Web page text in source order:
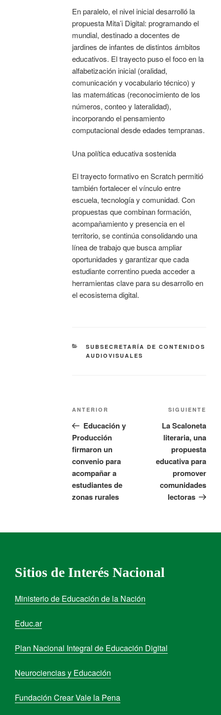
En paralelo, el nivel inicial desarrolló la
propuesta Mita’i Digital: programando el
mundial, destinado a docentes de
jardines de infantes de distintos ámbitos
educativos. El trayecto puso el foco en la
alfabetización inicial (oralidad,
comunicación y vocabulario técnico) y
las matemáticas (reconocimiento de los
números, conteo y lateralidad),
incorporando el pensamiento
computacional desde edades tempranas.
Una política educativa sostenida
El trayecto formativo en Scratch permitió
también fortalecer el vínculo entre
escuela, tecnología y comunidad. Con
propuestas que combinan formación,
acompañamiento y presencia en el
territorio, se continúa consolidando una
línea de trabajo que busca ampliar
oportunidades y garantizar que cada
estudiante correntino pueda acceder a
herramientas clave para su desarrollo en
el ecosistema digital.
SUBSECRETARÍA DE CONTENIDOS
AUDIOVISUALES
ANTERIOR
Educación y
Producción
firmaron un
convenio para
acompañar a
estudiantes de
zonas rurales
SIGUIENTE
La Scaloneta
literaria, una
propuesta
educativa para
promover
comunidades
lectoras
Sitios de Interés Nacional
Ministerio de Educación de la Nación
Educ.ar
Plan Nacional Integral de Educación Digital
Neurociencias y Educación
Fundación Crear Vale la Pena